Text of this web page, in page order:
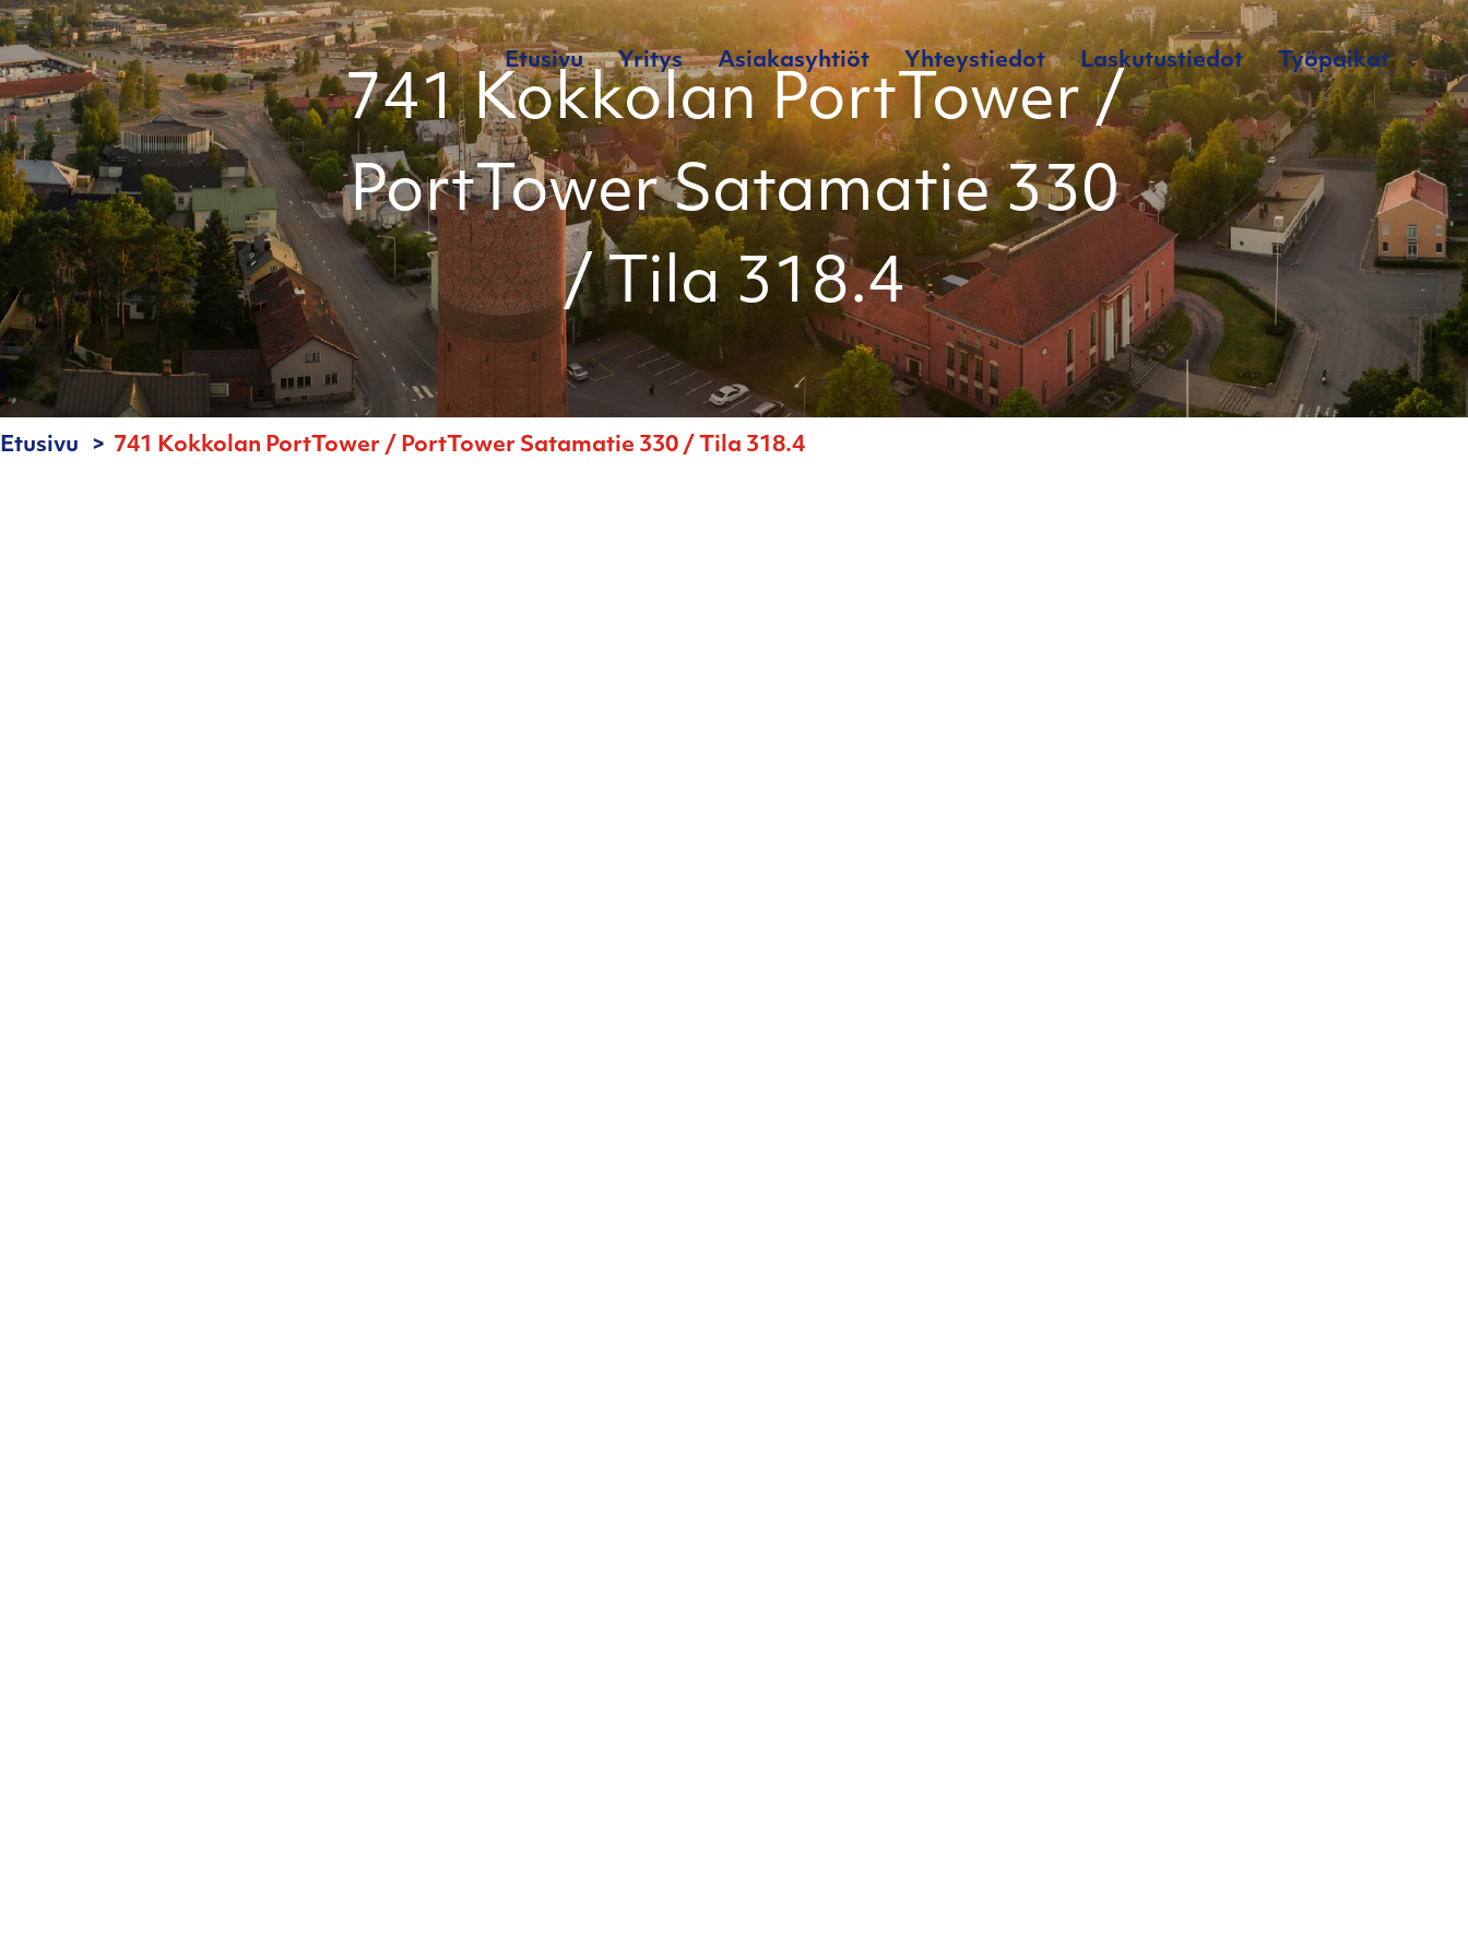
Etusivu Yritys Asiakasyhtiöt Yhteystiedot Laskutustiedot Työpaikat
741 Kokkolan PortTower /
PortTower Satamatie 330
/ Tila 318.4
Etusivu 741 Kokkolan PortTower / PortTower Satamatie 330 / Tila 318.4